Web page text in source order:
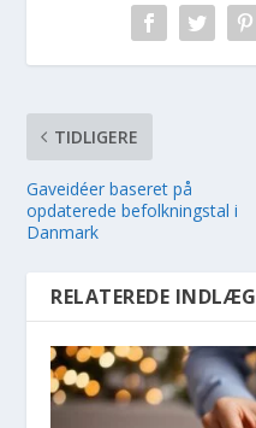
TIDLIGERE
Gaveidéer baseret på
opdaterede befolkningstal i
Danmark
RELATEREDE INDLÆG